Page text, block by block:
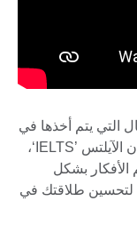
التي يتم أخذها في
عين الاعتبار خلال تقييم المحادثة في امتحان الآيلتس ’IELTS‘،
بشكل
لتحسين طلاقتك في